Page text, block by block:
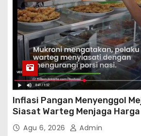
Inflasi Pangan Menyenggol
Siasat Warteg Menjaga
Terjangkau
Agu 6, 2026 Admin